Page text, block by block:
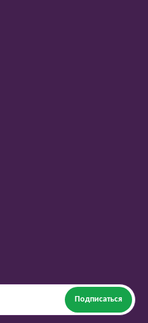
Подписаться